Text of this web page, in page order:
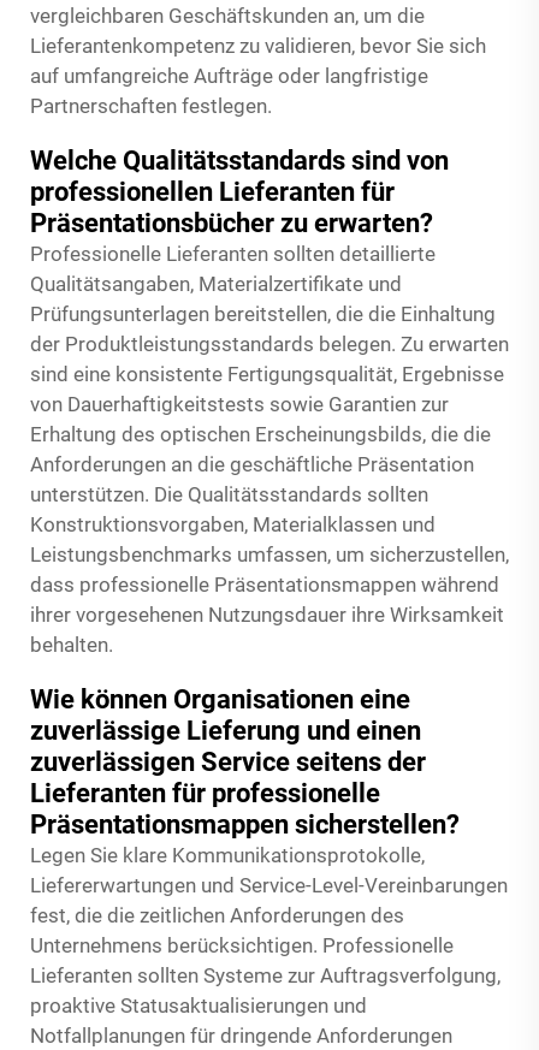
vergleichbaren Geschäftskunden an, um die
Lieferantenkompetenz zu validieren, bevor Sie sich
auf umfangreiche Aufträge oder langfristige
Partnerschaften festlegen.
Welche Qualitätsstandards sind von
professionellen Lieferanten für
Präsentationsbücher zu erwarten?
Professionelle Lieferanten sollten detaillierte
Qualitätsangaben, Materialzertifikate und
Prüfungsunterlagen bereitstellen, die die Einhaltung
der Produktleistungsstandards belegen. Zu erwarten
sind eine konsistente Fertigungsqualität, Ergebnisse
von Dauerhaftigkeitstests sowie Garantien zur
Erhaltung des optischen Erscheinungsbilds, die die
Anforderungen an die geschäftliche Präsentation
unterstützen. Die Qualitätsstandards sollten
Konstruktionsvorgaben, Materialklassen und
Leistungsbenchmarks umfassen, um sicherzustellen,
dass professionelle Präsentationsmappen während
ihrer vorgesehenen Nutzungsdauer ihre Wirksamkeit
behalten.
Wie können Organisationen eine
zuverlässige Lieferung und einen
zuverlässigen Service seitens der
Lieferanten für professionelle
Präsentationsmappen sicherstellen?
Legen Sie klare Kommunikationsprotokolle,
Liefererwartungen und Service-Level-Vereinbarungen
fest, die die zeitlichen Anforderungen des
Unternehmens berücksichtigen. Professionelle
Lieferanten sollten Systeme zur Auftragsverfolgung,
proaktive Statusaktualisierungen und
Notfallplanungen für dringende Anforderungen